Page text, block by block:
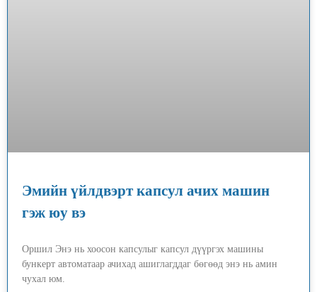
Эмийн үйлдвэрт капсул ачих машин
гэж юу вэ
Оршил Энэ нь хоосон капсулыг капсул дүүргэх машины
бункерт автоматаар ачихад ашиглагддаг бөгөөд энэ нь амин
чухал юм.